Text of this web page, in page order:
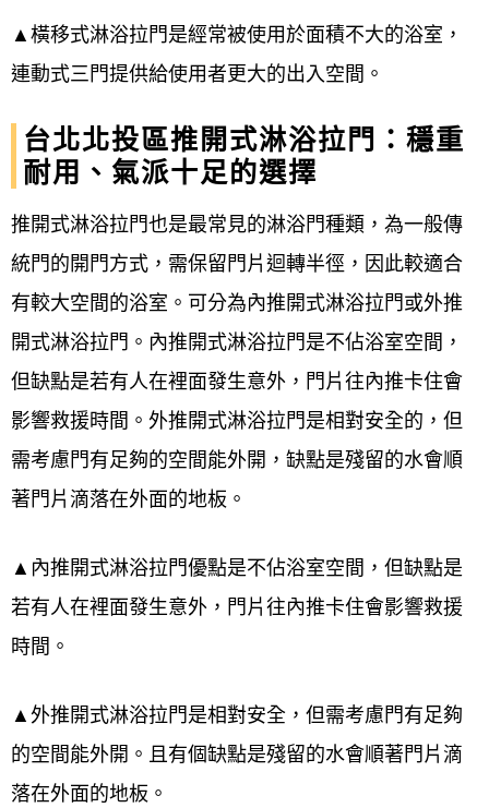
一字型淋浴門8mm / 一固一門開門式
(多組可再享優惠)
更換項目如置頂文章照片防水壓條*4條
服務範圍-大台北地區
(偏遠地區、山區、基隆、桃園、新竹皆有服
務請另洽詢)
台北北投區 公司行號保證專業師傅施工，資
貼心服務● 您也可以買材料回去自行DIY($省
更多)，享受DIY的樂趣，不用擔心，不懂我
問材料DIY的客戶可以加Line詢問規格及安裝
教學
電話洽詢 0800-707-808
▲橫移式淋浴拉門是經常被使用於面積不大的浴室，
連動式三門提供給使用者更大的出入空間。
台北北投區推開式淋浴拉門：穩重
耐用、氣派十足的選擇
推開式淋浴拉門也是最常見的淋浴門種類，為一般傳
統門的開門方式，需保留門片迴轉半徑，因此較適合
有較大空間的浴室。可分為內推開式淋浴拉門或外推
開式淋浴拉門。內推開式淋浴拉門是不佔浴室空間，
但缺點是若有人在裡面發生意外，門片往內推卡住會
影響救援時間。外推開式淋浴拉門是相對安全的，但
需考慮門有足夠的空間能外開，缺點是殘留的水會順
著門片滴落在外面的地板。
▲內推開式淋浴拉門優點是不佔浴室空間，但缺點是
若有人在裡面發生意外，門片往內推卡住會影響救援
時間。
▲外推開式淋浴拉門是相對安全，但需考慮門有足夠
的空間能外開。且有個缺點是殘留的水會順著門片滴
落在外面的地板。